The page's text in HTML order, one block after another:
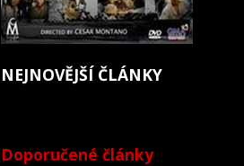
NEJNOVĚJŠÍ ČLÁNKY
Doporučené články